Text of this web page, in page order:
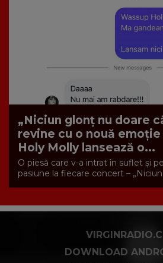
„Niciun glonț nu doare
revine cu o nouă emoție
Holy Molly lansează o...
O piesă care v-a intrat în suflet și
pasiune la fiecare concert –
DOWNLOAD